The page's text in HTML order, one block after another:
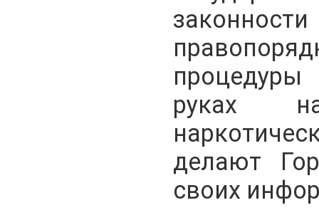
руках
делают
своих